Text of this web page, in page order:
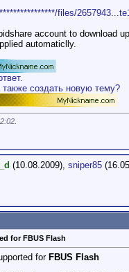
files/
account to download
automaticlly.
создать новую тему?
(10.08.2009), sniper85
for FBUS Flash
for FBUS Flash